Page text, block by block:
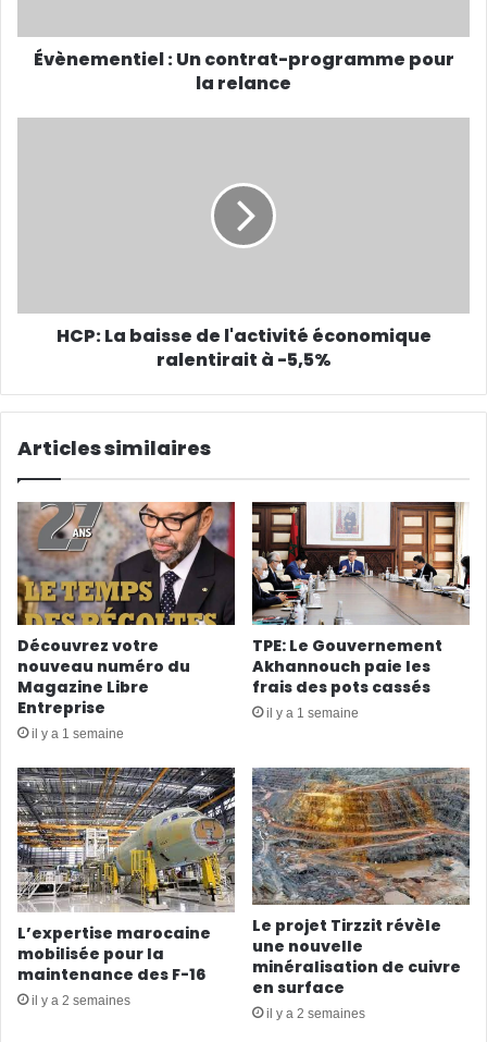
Évènementiel : Un contrat-programme pour
la relance
HCP: La baisse de l'activité économique
ralentirait à -5,5%
Articles similaires
Découvrez votre
nouveau numéro du
Magazine Libre
Entreprise
il y a 1 semaine
TPE: Le Gouvernement
Akhannouch paie les
frais des pots cassés
il y a 1 semaine
L’expertise marocaine
mobilisée pour la
maintenance des F-16
il y a 2 semaines
Le projet Tirzzit révèle
une nouvelle
minéralisation de cuivre
en surface
il y a 2 semaines